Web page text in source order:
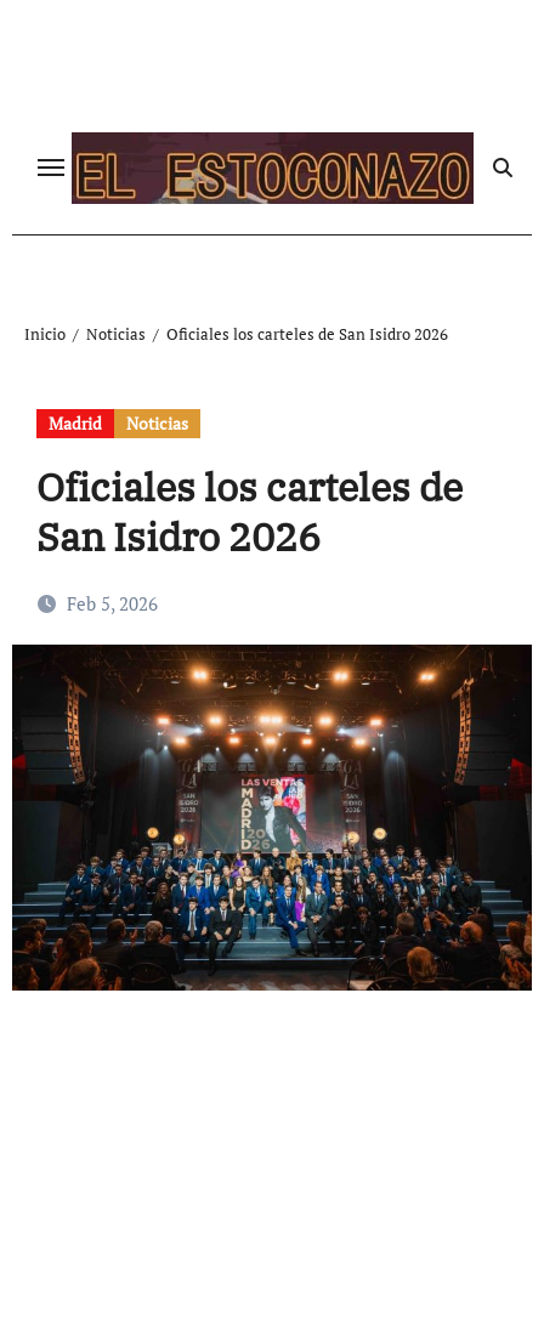
Inicio Noticias Oficiales los carteles de San Isidro 2026
Madrid Noticias
Oficiales los carteles de
San Isidro 2026
Feb 5, 2026